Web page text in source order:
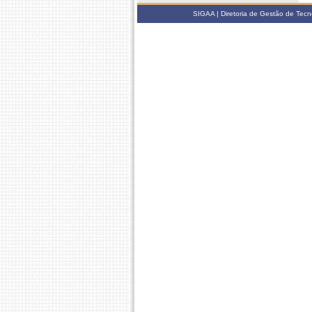
SIGAA | Diretoria de Gestão de